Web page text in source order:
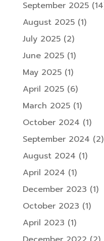
September 2025
August 2025(1)
July 2025(2)
June 2025(1)
May 2025(1)
April 2025(6)
March 2025(1)
October 2024 (1)
September 2024 (2)
August 2024 (1)
April 2024 (1)
December 2023 (1)
October 2023 (1)
April 2023 (1)